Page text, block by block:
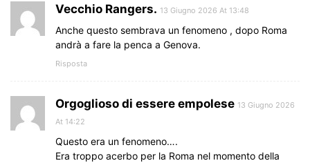
Vecchio Rangers. 13 Giugno 2026 At 13:48
Anche questo sembrava un fenomeno , dopo Roma
andrà a fare la penca a Genova.
Risposta
Orgoglioso di essere empolese 13 Giugno 2026
At 14:22
Questo era un fenomeno….
Era troppo acerbo per la Roma nel momento della